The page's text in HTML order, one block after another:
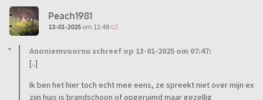
Peach1981
13-01-2025 om 12:48
Anoniemvoornu schreef op 13-01-2025 om 07:47:
[..]
Ik ben het hier toch echt mee eens, ze spreekt niet over mijn ex
zijn huis is brandschoon of opgeruimd maar gezellig